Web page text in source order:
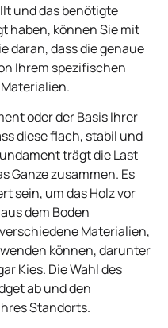
und das benötigte
haben, können Sie mit
daran, dass die genaue
Ihrem spezifischen
oder der Basis Ihrer
diese flach, stabil und
trägt die Last
Ganze zusammen. Es
sein, um das Holz vor
dem Boden
Materialien,
können, darunter
Kies. Die Wahl des
ab und den
Standorts.